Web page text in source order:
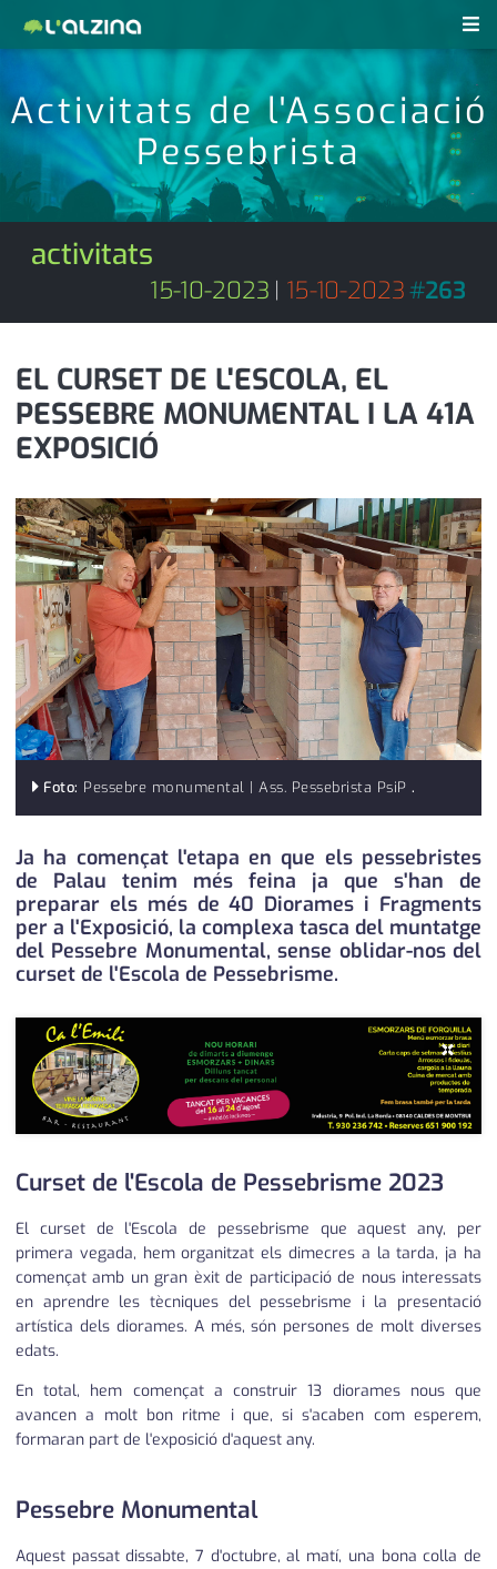
notícies
últimes notícies
activitats
agenda
cultura
economia
empresa
entrevista
medi ambient
opinió
política
promo serveis
reportatge
salut
societat
successos
urbanisme
revistes pdf
anunciants
d'interès
contacte
farmàcies
calendari
Activitats de l'Associació
Pessebrista
activitats
15-10-2023 | 15-10-2023#263
EL CURSET DE L'ESCOLA, EL
PESSEBRE MONUMENTAL I LA 41A
EXPOSICIÓ
Foto: Pessebre monumental | Ass. Pessebrista PsiP .
Ja ha començat l'etapa en que els pessebristes
de Palau tenim més feina ja que s'han de
preparar els més de 40 Diorames i Fragments
per a l'Exposició, la complexa tasca del muntatge
del Pessebre Monumental, sense oblidar-nos del
curset de l'Escola de Pessebrisme.
×
Curset de l'Escola de Pessebrisme 2023
El curset de l'Escola de pessebrisme que aquest any, per
primera vegada, hem organitzat els dimecres a la tarda, ja ha
començat amb un gran èxit de participació de nous interessats
en aprendre les tècniques del pessebrisme i la presentació
artística dels diorames. A més, són persones de molt diverses
edats.
En total, hem començat a construir 13 diorames nous que
avancen a molt bon ritme i que, si s'acaben com esperem,
formaran part de l'exposició d'aquest any.
Pessebre Monumental
Aquest passat dissabte, 7 d'octubre, al matí, una bona colla de